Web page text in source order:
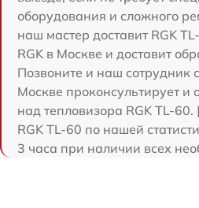
оборудования и сложного
наш мастер доставит RGK
RGK в Москве и доставит
Позвоните и наш сотрудник
Москве проконсультирует и
над тепловизора RGK TL-
RGK TL-60 по нашей
3 часа при наличии всех